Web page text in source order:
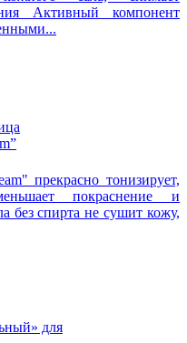
Активный компонент
прекрасно тонизирует,
покраснение и
без спирта не сушит кожу,